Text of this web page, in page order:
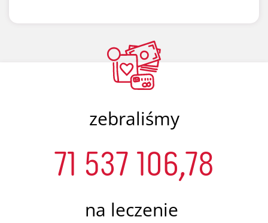
zebraliśmy
71 537 106,78
na leczenie